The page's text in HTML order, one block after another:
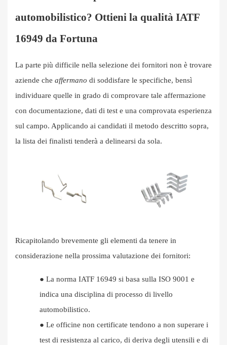
automobilistico? Ottieni la qualità IATF
16949 da Fortuna
La parte più difficile nella selezione dei fornitori non è trovare
aziende che affermano di soddisfare le specifiche, bensì
individuare quelle in grado di comprovare tale affermazione
con documentazione, dati di test e una comprovata esperienza
sul campo. Applicando ai candidati il ​​metodo descritto sopra,
la lista dei finalisti tenderà a delinearsi da sola.
Ricapitolando brevemente gli elementi da tenere in
considerazione nella prossima valutazione dei fornitori:
● La norma IATF 16949 si basa sulla ISO 9001 e
indica una disciplina di processo di livello
automobilistico.
● Le officine non certificate tendono a non superare i
test di resistenza al carico, di deriva degli utensili e di